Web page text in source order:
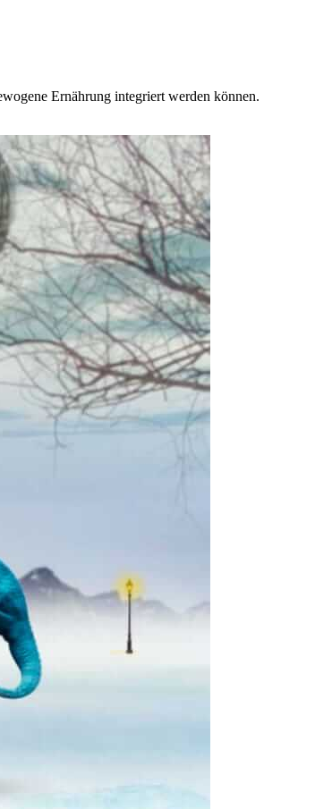
Ernährung integriert werden können.